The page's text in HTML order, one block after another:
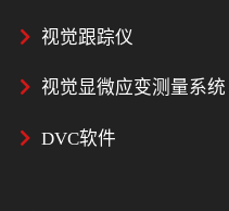
视觉跟踪仪
视觉显微应变测量系统
DVC软件